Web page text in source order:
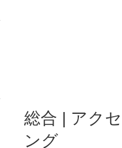
総合 | アク
ング